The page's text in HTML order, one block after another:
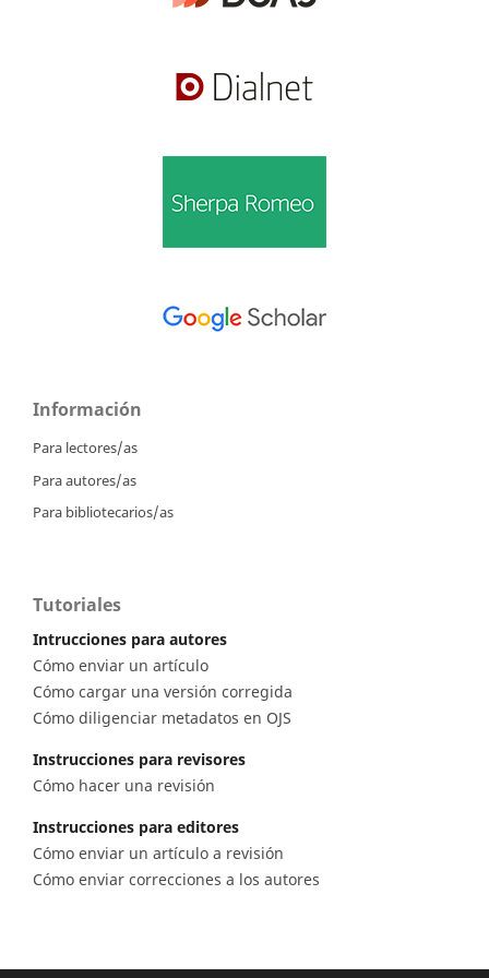
Información
Para lectores/as
Para autores/as
Para bibliotecarios/as
Tutoriales
Intrucciones para autores
Cómo enviar un artículo
Cómo cargar una versión corregida
Cómo diligenciar metadatos en OJS
Instrucciones para revisores
Cómo hacer una revisión
Instrucciones para editores
Cómo enviar un artículo a revisión
Cómo enviar correcciones a los autores